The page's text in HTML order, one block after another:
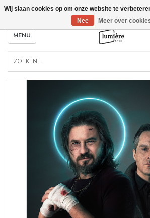
MENU
Wij slaan cookies op om onze website te
Nee
Meer over